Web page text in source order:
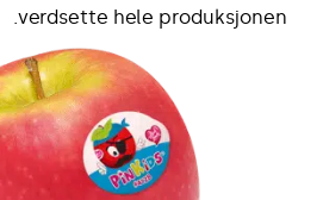
verdsette hele produksjonen.